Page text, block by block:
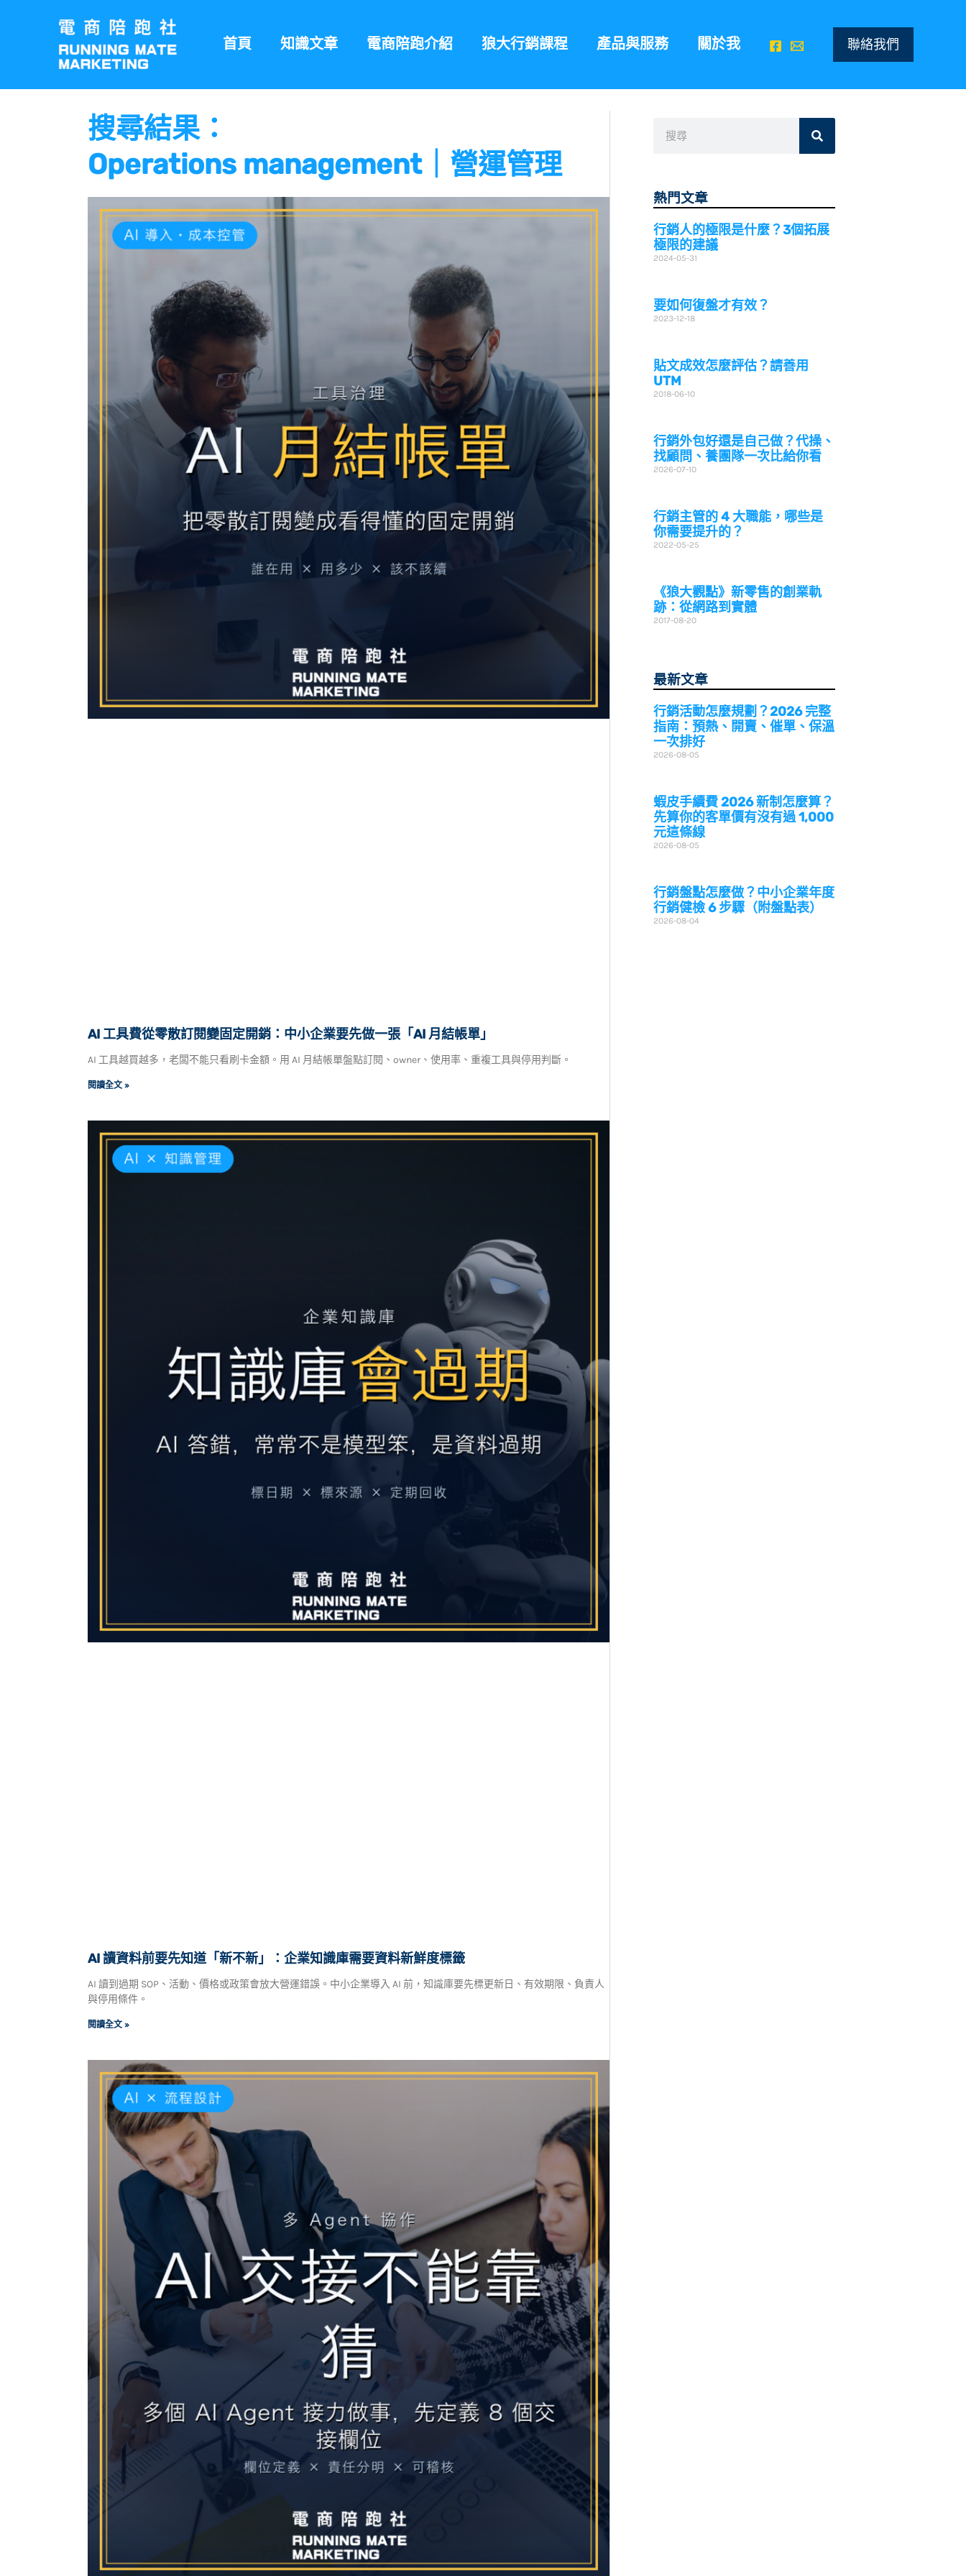
內
首頁 知識文章 電商陪跑介紹 狼大行銷課程 產品與服務 關於我 聯絡我們
搜尋結果：
Operations management｜營運管理
AI 工具費從零散訂閱變固定開銷：中小企業要先做一張「AI 月結帳單」
AI 工具越買越多，老闆不能只看刷卡金額。用 AI 月結帳單盤點訂閱、owner、使用率、重複工具與停用判斷。
閱讀全文 »
AI 讀資料前要先知道「新不新」：企業知識庫需要資料新鮮度標籤
AI 讀到過期 SOP、活動、價格或政策會放大營運錯誤。中小企業導入 AI 前，知識庫要先標更新日、有效期限、負責人
與停用條件。
閱讀全文 »
頁頁 頁 頁
搜
熱門文章
行銷人的極限是什麼？3個拓展
極限的建議
2024-05-31
要如何復盤才有效？
2023-12-18
貼文成效怎麼評估？請善用
UTM
2018-06-10
行銷外包好還是自己做？代操、
找顧問、養團隊一次比給你看
2026-07-10
行銷主管的 4 大職能，哪些是
你需要提升的？
2022-05-25
《狼大觀點》新零售的創業軌
跡：從網路到實體
2017-08-20
最新文章
行銷活動怎麼規劃？2026 完整
指南：預熱、開賣、催單、保溫
一次排好
2026-08-05
蝦皮手續費 2026 新制怎麼算？
先算你的客單價有沒有過 1,000
元這條線
2026-08-05
行銷盤點怎麼做？中小企業年度
行銷健檢 6 步驟（附盤點表）
2026-08-04